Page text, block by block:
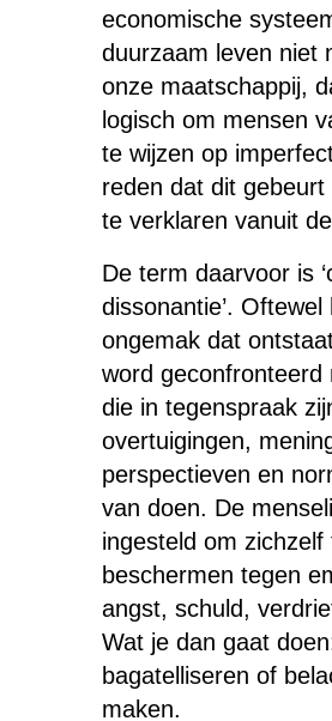
economische
duurzaam leven niet
onze maatschappij,
logisch om mensen
te wijzen op
reden dat dit gebeurt
te verklaren vanuit
De term daarvoor is
dissonantie’.
ongemak dat
word geconfronteerd
die in tegenspraak
overtuigingen,
perspectieven en
van doen. De
ingesteld om zichzelf
beschermen tegen
angst, schuld,
Wat je dan gaat
bagatelliseren of
maken.